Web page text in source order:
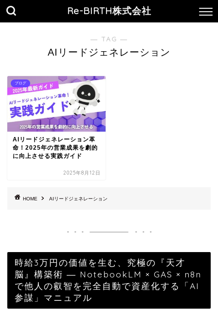
Re-BIRTH株式会社
― TAG ―
AIリードジェネレーション
ブログ
AIリードジェネレーション革
命！2025年の営業成果を劇的
に向上させる実践ガイド
2025年8月12日
HOME AIリードジェネレーション
時給3万円の価値を生む、究極の『天才
脳』構築術 ― NotebookLM × GAS × n8n
で他人の叡智を完全自動で資産化する「AI
参謀」マニュアル